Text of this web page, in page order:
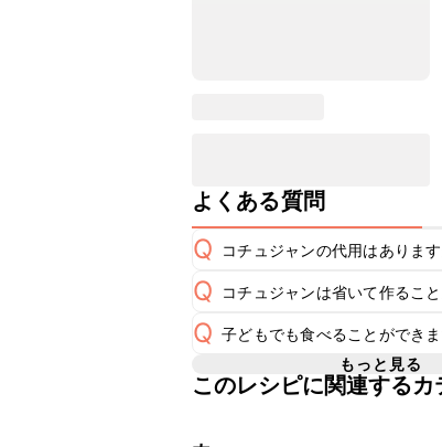
よくある質問
Q コチュジャンの代用はありま
A
Q コチュジャンは省いて作るこ
使用量が少ない場合は省いて
省くと味がぼやける可能性が
ます。
Q 子どもでも食べることができ
コチュジャンは甘辛い風味が
もっと見る
このレシピに関連するカ